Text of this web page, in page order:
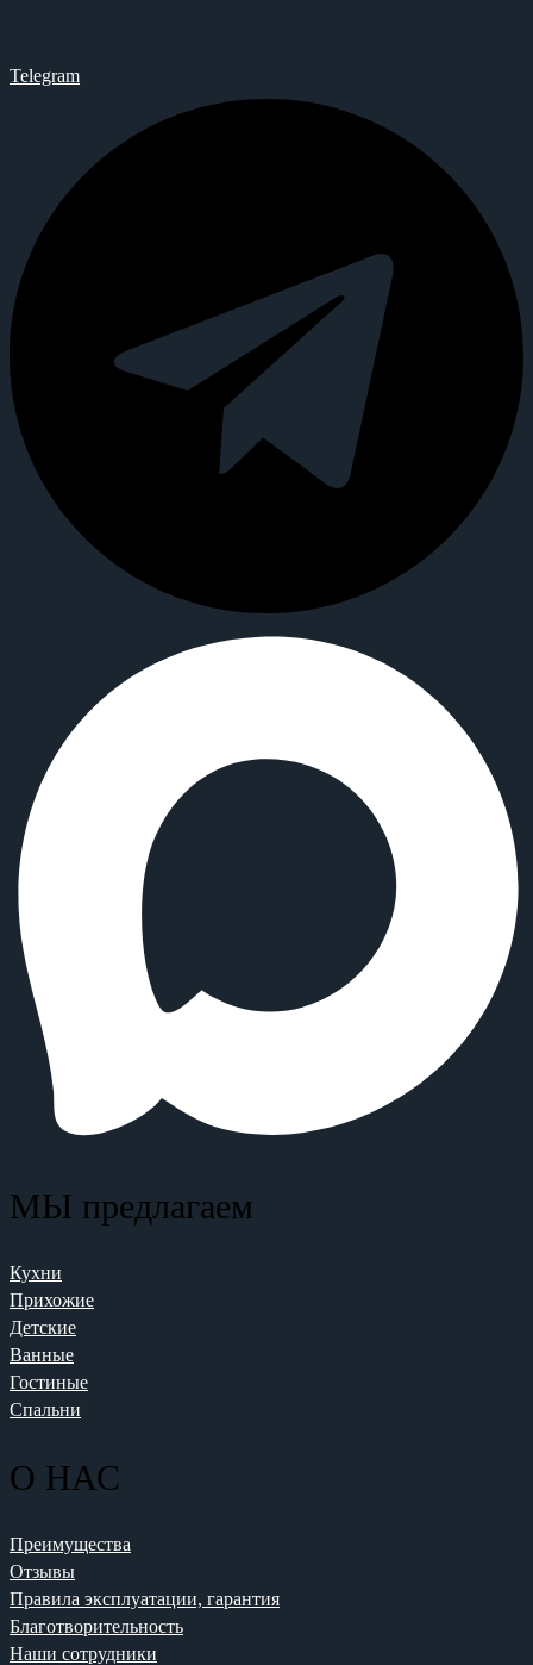
Telegram
МЫ предлагаем
Кухни
Прихожие
Детские
Ванные
Гостиные
Спальни
О НАС
Преимущества
Отзывы
Правила эксплуатации, гарантия
Благотворительность
Наши сотрудники